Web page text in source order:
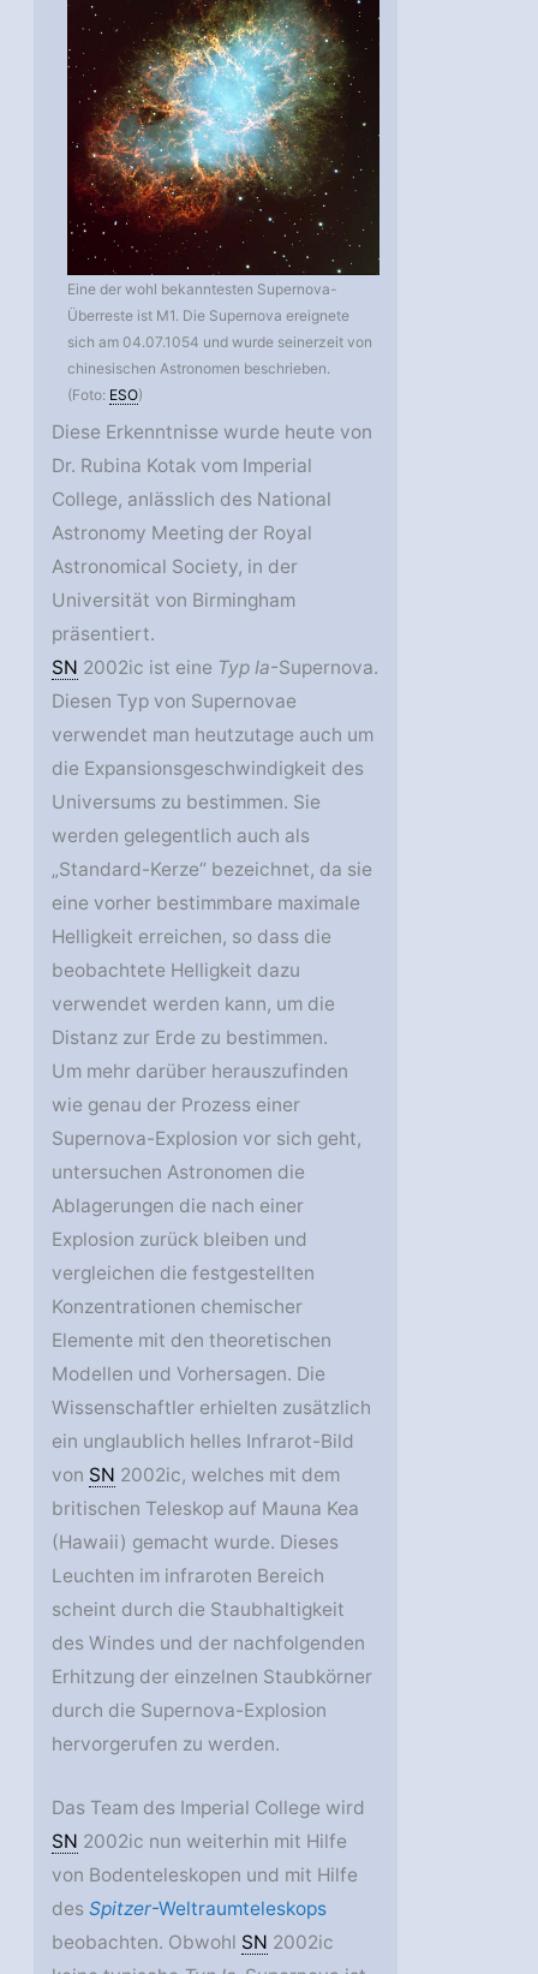
Eine der wohl bekanntesten Supernova-
Überreste ist M1. Die Supernova ereignete
sich am 04.07.1054 und wurde seinerzeit von
chinesischen Astronomen beschrieben.
(Foto: ESO)
Diese Erkenntnisse wurde heute von
Dr. Rubina Kotak vom Imperial
College, anlässlich des National
Astronomy Meeting der Royal
Astronomical Society, in der
Universität von Birmingham
präsentiert.
SN 2002ic ist eine Typ Ia-Supernova.
Diesen Typ von Supernovae
verwendet man heutzutage auch um
die Expansionsgeschwindigkeit des
Universums zu bestimmen. Sie
werden gelegentlich auch als
„Standard-Kerze“ bezeichnet, da sie
eine vorher bestimmbare maximale
Helligkeit erreichen, so dass die
beobachtete Helligkeit dazu
verwendet werden kann, um die
Distanz zur Erde zu bestimmen.
Um mehr darüber herauszufinden
wie genau der Prozess einer
Supernova-Explosion vor sich geht,
untersuchen Astronomen die
Ablagerungen die nach einer
Explosion zurück bleiben und
vergleichen die festgestellten
Konzentrationen chemischer
Elemente mit den theoretischen
Modellen und Vorhersagen. Die
Wissenschaftler erhielten zusätzlich
ein unglaublich helles Infrarot-Bild
von SN 2002ic, welches mit dem
britischen Teleskop auf Mauna Kea
(Hawaii) gemacht wurde. Dieses
Leuchten im infraroten Bereich
scheint durch die Staubhaltigkeit
des Windes und der nachfolgenden
Erhitzung der einzelnen Staubkörner
durch die Supernova-Explosion
hervorgerufen zu werden.
Das Team des Imperial College wird
SN 2002ic nun weiterhin mit Hilfe
von Bodenteleskopen und mit Hilfe
desSpitzer-Weltraumteleskops
beobachten. Obwohl SN 2002ic